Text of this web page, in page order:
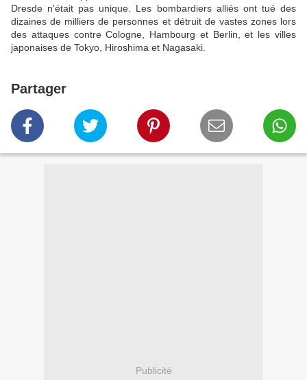
Dresde n'était pas unique. Les bombardiers alliés ont tué des
dizaines de milliers de personnes et détruit de vastes zones lors
des attaques contre Cologne, Hambourg et Berlin, et les villes
japonaises de Tokyo, Hiroshima et Nagasaki.
Partager
Publicité